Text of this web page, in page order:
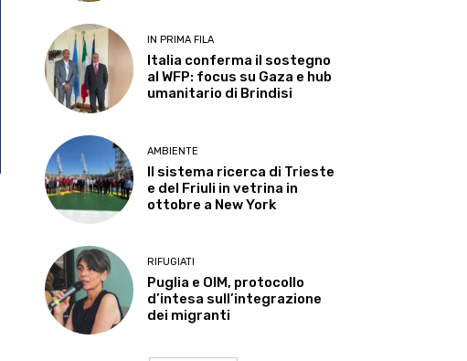
IN PRIMA FILA
Italia conferma il sostegno
al WFP: focus su Gaza e hub
umanitario di Brindisi
AMBIENTE
Il sistema ricerca di Trieste
e del Friuli in vetrina in
ottobre a New York
RIFUGIATI
Puglia e OIM, protocollo
d’intesa sull’integrazione
dei migranti